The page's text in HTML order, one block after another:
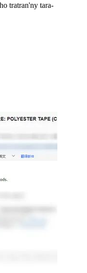
tratran'ny tara-